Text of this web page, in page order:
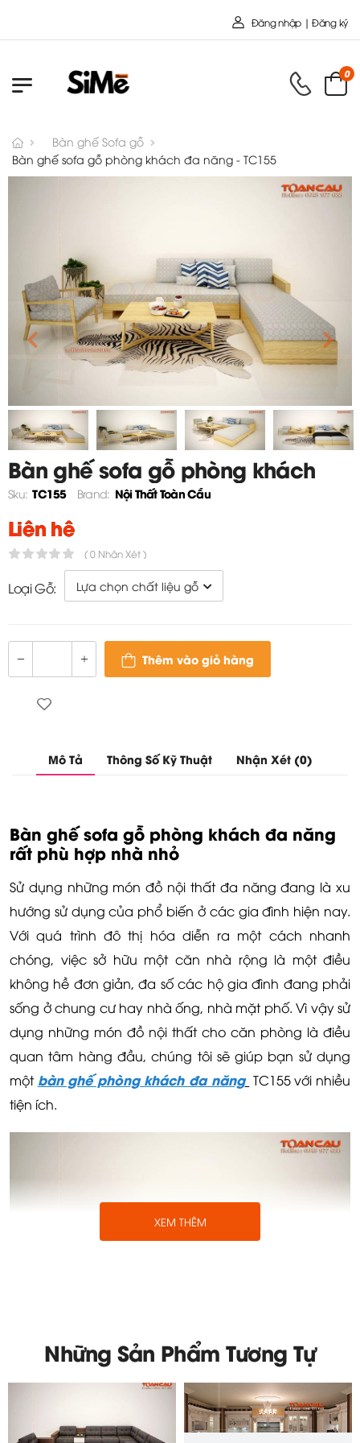
Chào mừng bạn đến với Nội Thất
Đăng nhập | Đăng ký
0
Bàn ghế Sofa gỗ
Bàn ghế sofa gỗ phòng khách đa năng - TC155
Bàn ghế sofa gỗ phòng khách
đa năng - TC155
Sku: TC155 Brand: Nội Thất Toàn Cầu
Liên hệ
( 0 Nhận Xét )
Loại Gỗ:
Thêm vào giỏ hàng
Mô Tả Thông Số Kỹ Thuật Nhận Xét (0)
Bàn ghế sofa gỗ phòng khách đa năng
rất phù hợp nhà nhỏ
Sử dụng những món đồ nội thất đa năng đang là xu
hướng sử dụng của phổ biến ở các gia đình hiện nay.
Với quá trình đô thị hóa diễn ra một cách nhanh
chóng, việc sở hữu một căn nhà rộng là một điều
không hề đơn giản, đa số các hộ gia đình đang phải
sống ở chung cư hay nhà ống, nhà mặt phố. Vì vậy sử
dụng những món đồ nội thất cho căn phòng là điều
quan tâm hàng đầu, chúng tôi sẽ giúp bạn sử dụng
một bàn ghế phòng khách đa năng TC155 với nhiều
tiện ích.
Bàn ghế phòng khách đa năng - TC155
Bàn ghế gỗ phòng khách TC155 chúng ta có thể dễ
XEM THÊM
Những Sản Phẩm Tương Tự